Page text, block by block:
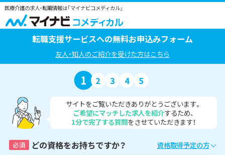
医療介護の求人・転職情報は「マイナビコメディカル」
転職支援サービスへの無料お申込みフォーム
友人・知人のご紹介を受けた方はこちら
1 2 3 4 5
サイトをご覧いただきありがとうございます。
ご希望にマッチした求人を紹介するため、
1分で完了する質問をさせていただきます！
必須 どの資格をお持ちですか？ 資格取得予定の方